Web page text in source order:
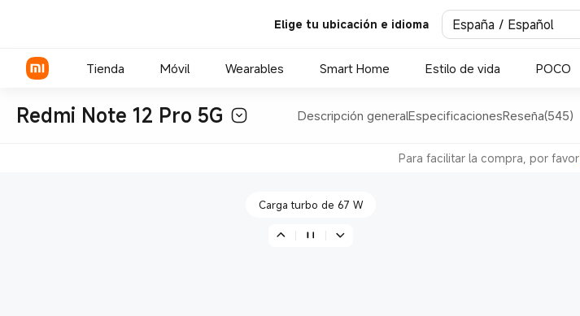
Elige tu ubicación e idioma España / Español
Tienda Móvil Wearables Smart Home Estilo de vida POCO
Redmi Note 12 Pro 5G Descripción generalEspecificacionesReseña(545)
Para facilitar la compra, por favor
Cámara flagship IMX766 con OIS
Carga turbo de 67 W